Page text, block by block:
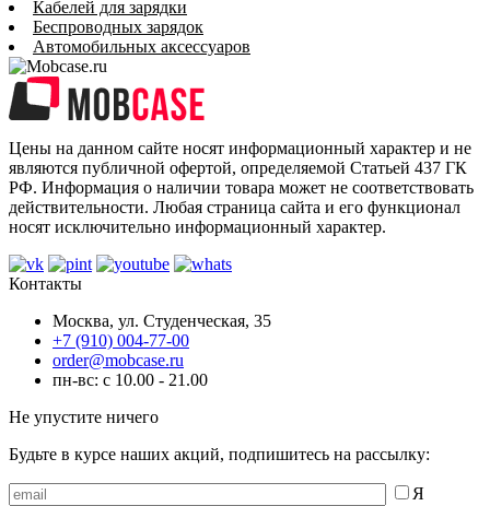
Кабелей для зарядки
Беспроводных зарядок
Автомобильных аксессуаров
Цены на данном сайте носят информационный характер и не
являются публичной офертой, определяемой Статьей 437 ГК
РФ. Информация о наличии товара может не соответствовать
действительности. Любая страница сайта и его функционал
носят исключительно информационный характер.
Контакты
Москва, ул. Студенческая, 35
+7 (910) 004-77-00
order@mobcase.ru
пн-вс: с 10.00 - 21.00
Не упустите ничего
Будьте в курсе наших акций, подпишитесь на рассылку:
Я